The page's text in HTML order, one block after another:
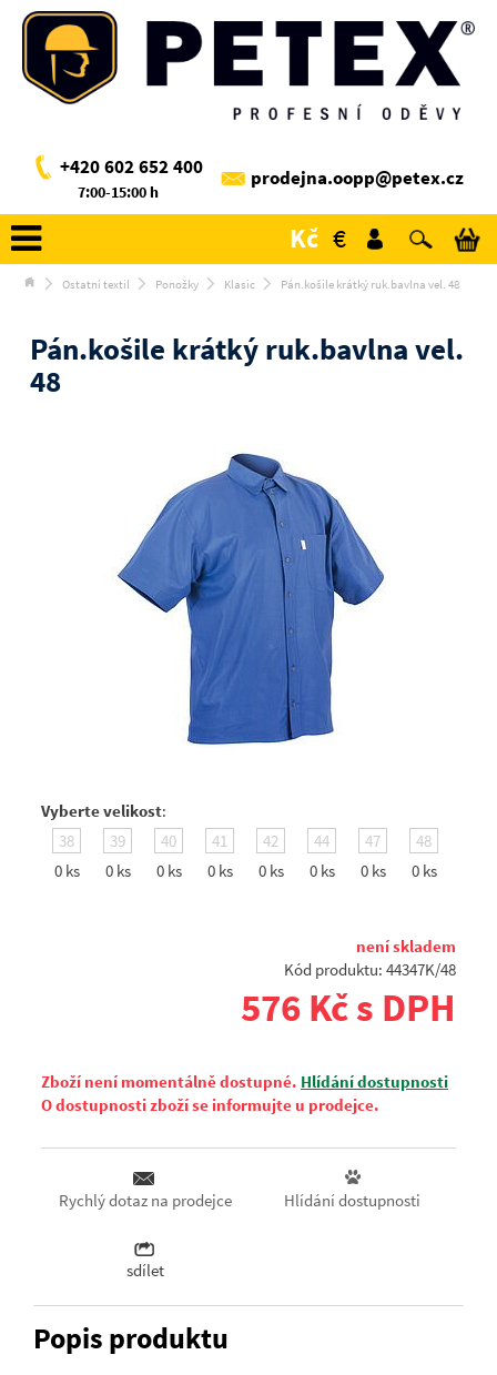
+420 602 652 400
7:00-15:00 h
prodejna.oopp@petex.cz
Kč €
Ostatní textil Ponožky Klasic Pán.košile krátký ruk.bavlna vel. 48
Pán.košile krátký ruk.bavlna vel.
48
Vyberte velikost:
38
0 ks
39
0 ks
40
0 ks
41
0 ks
42
0 ks
44
0 ks
47
0 ks
48
0 ks
není skladem
Kód produktu: 44347K/48
576 Kč s DPH
Zboží není momentálně dostupné. Hlídání dostupnosti
O dostupnosti zboží se informujte u prodejce.
Rychlý dotaz na prodejce Hlídání dostupnosti
sdílet
Popis produktu